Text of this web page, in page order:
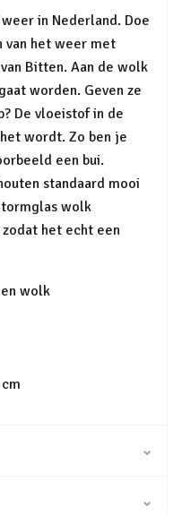
in Nederland. Doe
van het weer met
Bitten. Aan de wolk
worden. Geven ze
De vloeistof in de
wordt. Zo ben je
een bui.
standaard mooi
wolk
het echt een
wolk
⌄
⌄